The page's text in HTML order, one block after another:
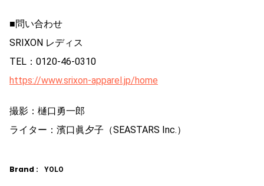
■問い合わせ
SRIXON レディス
TEL：0120-46-0310
https://www.srixon-apparel.jp/home
撮影：樋口勇一郎
ライター：濱口眞夕子（SEASTARS Inc.）
Brand : YOLO